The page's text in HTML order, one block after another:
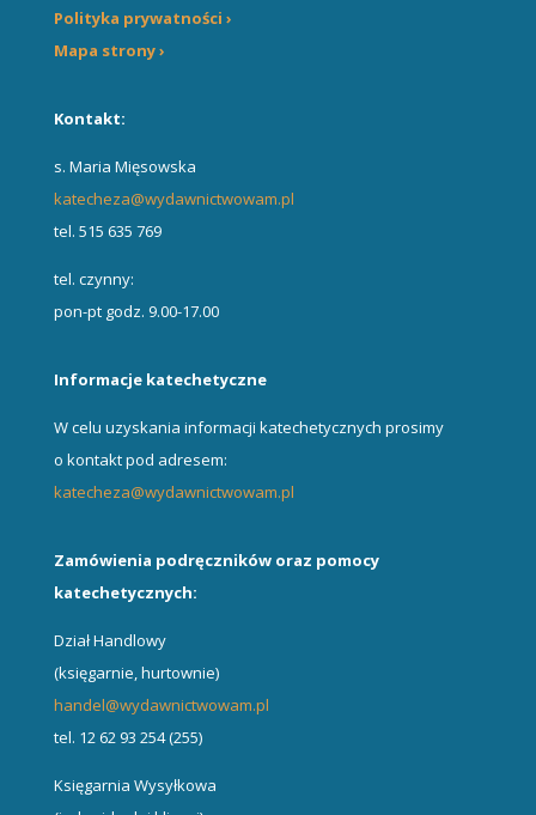
Polityka prywatności ›
Mapa strony ›
Kontakt:
s. Maria Mięsowska
katecheza@wydawnictwowam.pl
tel. 515 635 769
tel. czynny:
pon-pt godz. 9.00-17.00
Informacje katechetyczne
W celu uzyskania informacji katechetycznych prosimy
o kontakt pod adresem:
katecheza@wydawnictwowam.pl
Zamówienia podręczników oraz pomocy
katechetycznych:
Dział Handlowy
(księgarnie, hurtownie)
handel@wydawnictwowam.pl
tel. 12 62 93 254 (255)
Księgarnia Wysyłkowa